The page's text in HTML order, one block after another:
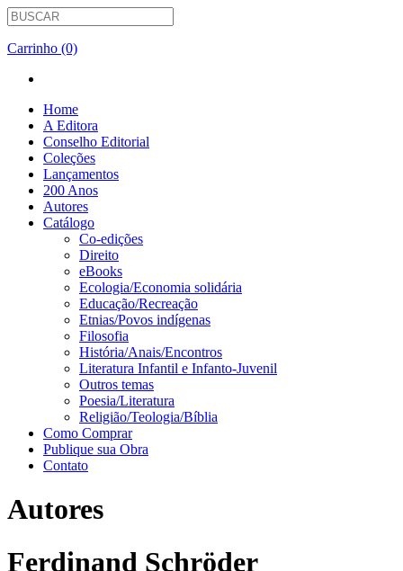
Carrinho (0)
Home
A Editora
Conselho Editorial
Coleções
Lançamentos
200 Anos
Autores
Catálogo
Co-edições
Direito
eBooks
Ecologia/Economia solidária
Educação/Recreação
Etnias/Povos indígenas
Filosofia
História/Anais/Encontros
Literatura Infantil e Infanto-Juvenil
Outros temas
Poesia/Literatura
Religião/Teologia/Bíblia
Como Comprar
Publique sua Obra
Contato
Autores
Ferdinand Schröder